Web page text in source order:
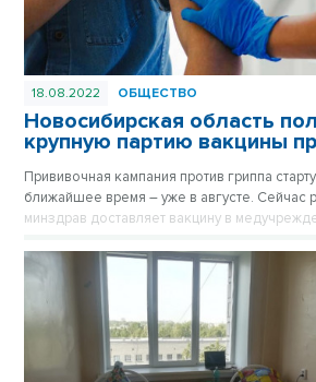
18.08.2022 ОБЩЕСТВО
Новосибирская область
крупную партию вакцины
Прививочная кампания против гриппа
ближайшее время – уже в августе. Сейчас
минздрав доставляет вакцину в